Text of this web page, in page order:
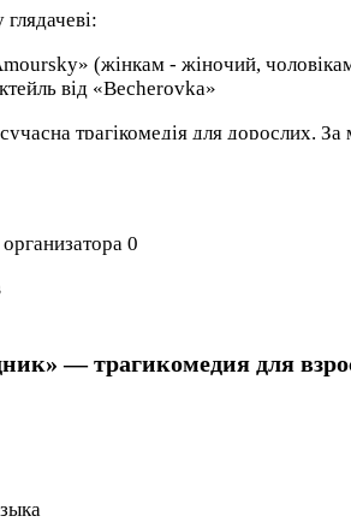
(жінкам - жіночий,
від «Becherovka»
трагікомедія для дорослих.
ще у фойє!
твої двері постукає людина, яка
за яку доводиться платити навіть
що, якщо це — твій останній шанс
0
— трагикомедия для